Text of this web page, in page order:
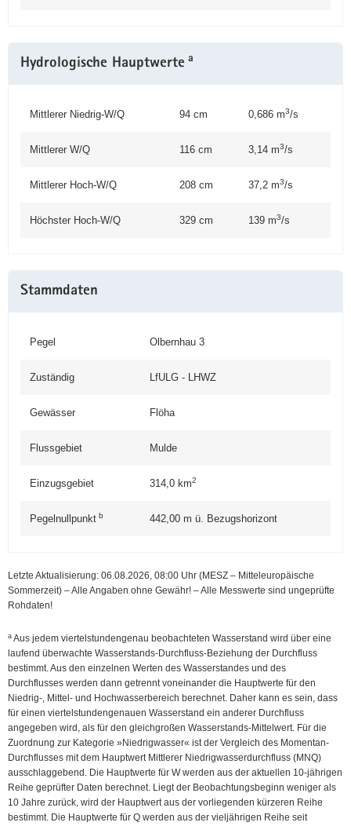
Hydrologische Hauptwerte a
Mittlerer Niedrig-W/Q 94 cm 0,686 m3/s
Mittlerer W/Q 116 cm 3,14 m3/s
Mittlerer Hoch-W/Q 208 cm 37,2 m3/s
Höchster Hoch-W/Q 329 cm 139 m3/s
Stammdaten
Pegel Olbernhau 3
Zuständig LfULG - LHWZ
Gewässer Flöha
Flussgebiet Mulde
Einzugsgebiet 314,0 km2
Pegelnullpunkt b 442,00 m ü. Bezugshorizont
Letzte Aktualisierung: 06.08.2026, 08:00 Uhr (MESZ – Mitteleuropäische
Sommerzeit) –Alle Angaben ohne Gewähr! – Alle Messwerte sind ungeprüfte
Rohdaten!
a Aus jedem viertelstundengenau beobachteten Wasserstand wird über eine
laufend überwachte Wasserstands-Durchfluss-Beziehung der Durchfluss
bestimmt. Aus den einzelnen Werten des Wasserstandes und des
Durchflusses werden dann getrennt voneinander die Hauptwerte für den
Niedrig-, Mittel- und Hochwasserbereich berechnet. Daher kann es sein, dass
für einen viertelstundengenauen Wasserstand ein anderer Durchfluss
angegeben wird, als für den gleichgroßen Wasserstands-Mittelwert. Für die
Zuordnung zur Kategorie »Niedrigwasser« ist der Vergleich des Momentan-
Durchflusses mit dem Hauptwert Mittlerer Niedrig­wasser­durchfluss (MNQ)
ausschlaggebend. Die Hauptwerte für W werden aus der aktuellen 10-jährigen
Reihe geprüfter Daten berechnet. Liegt der Beobachtungsbeginn weniger als
10 Jahre zurück, wird der Hauptwert aus der vorliegenden kürzeren Reihe
bestimmt. Die Hauptwerte für Q werden aus der vieljährigen Reihe seit